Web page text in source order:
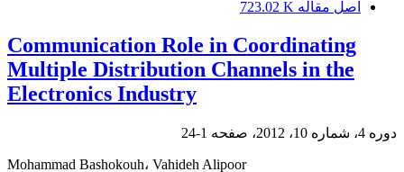
اصل مقاله 723.02 K
Communication Role in Coordinating
Multiple Distribution Channels in the
Electronics Industry
دوره 4، شماره 10، 2012، صفحه 1-24
Mohammad Bashokouh، Vahideh Alipoor